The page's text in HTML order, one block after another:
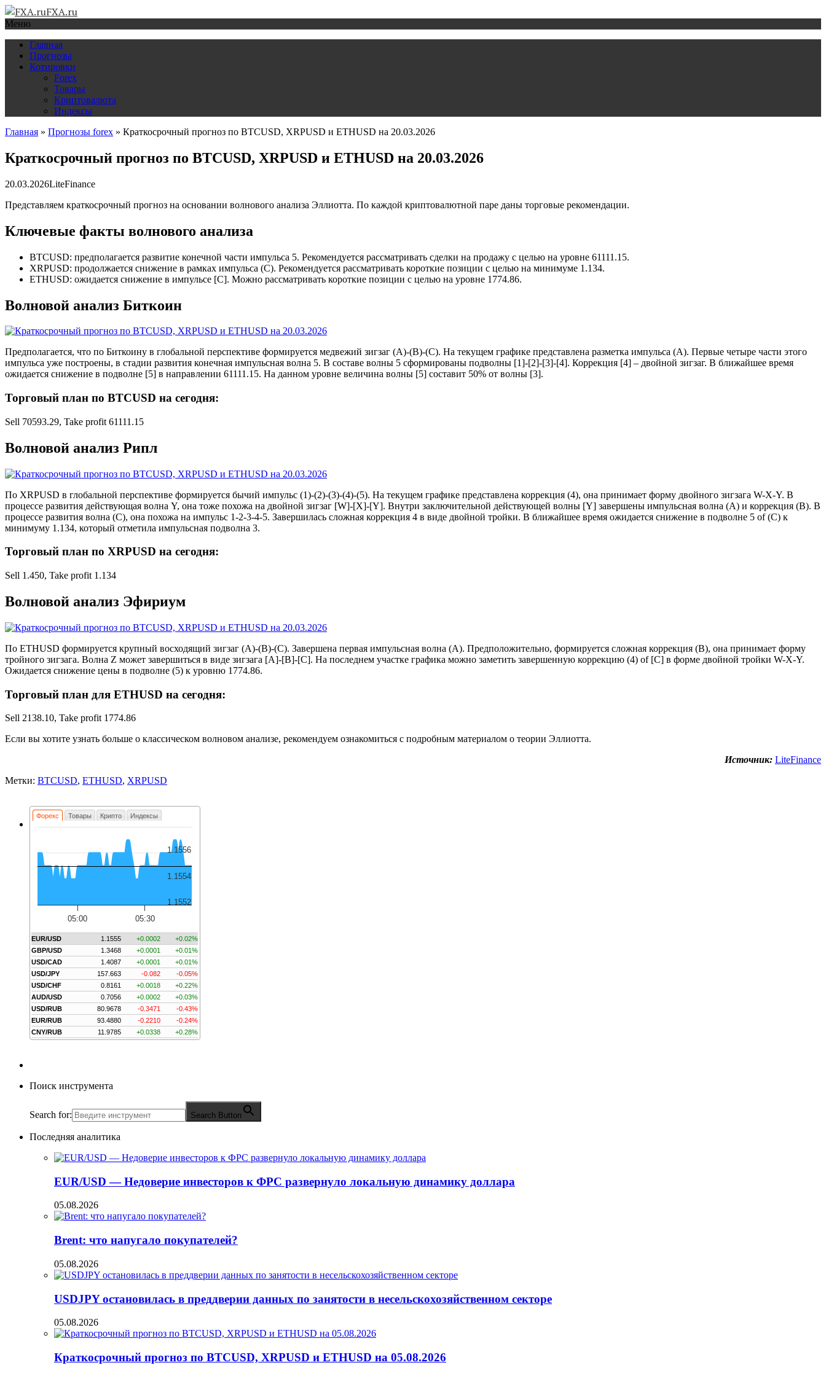
FXA.ru
Меню
Главная
Прогнозы
Котировки
Forex
Товары
Криптовалюта
Индексы
Главная » Прогнозы forex » Краткосрочный прогноз по BTCUSD, XRPUSD и ETHUSD на 20.03.2026
Краткосрочный прогноз по BTCUSD, XRPUSD и ETHUSD на 20.03.2026
20.03.2026LiteFinance
Представляем краткосрочный прогноз на основании волнового анализа Эллиотта. По каждой криптовалютной паре даны торговые рекомендации.
Ключевые факты волнового анализа
BTCUSD: предполагается развитие конечной части импульса 5. Рекомендуется рассматривать сделки на продажу с целью на уровне 61111.15.
XRPUSD: продолжается снижение в рамках импульса (C). Рекомендуется рассматривать короткие позиции с целью на минимуме 1.134.
ETHUSD: ожидается снижение в импульсе [C]. Можно рассматривать короткие позиции с целью на уровне 1774.86.
Волновой анализ Биткоин
Предполагается, что по Биткоину в глобальной перспективе формируется медвежий зигзаг (A)-(B)-(C). На текущем графике представлена разметка импульса (A). Первые четыре части этого
импульса уже построены, в стадии развития конечная импульсная волна 5. В составе волны 5 сформированы подволны [1]-[2]-[3]-[4]. Коррекция [4] – двойной зигзаг. В ближайшее время
ожидается снижение в подволне [5] в направлении 61111.15. На данном уровне величина волны [5] составит 50% от волны [3].
Торговый план по BTCUSD на сегодня:
Sell 70593.29, Take profit 61111.15
Волновой анализ Рипл
По XRPUSD в глобальной перспективе формируется бычий импульс (1)-(2)-(3)-(4)-(5). На текущем графике представлена коррекция (4), она принимает форму двойного зигзага W-X-Y. В
процессе развития действующая волна Y, она тоже похожа на двойной зигзаг [W]-[X]-[Y]. Внутри заключительной действующей волны [Y] завершены импульсная волна (A) и коррекция (B). В
процессе развития волна (С), она похожа на импульс 1-2-3-4-5. Завершилась сложная коррекция 4 в виде двойной тройки. В ближайшее время ожидается снижение в подволне 5 of (C) к
минимуму 1.134, который отметила импульсная подволна 3.
Торговый план по XRPUSD на сегодня:
Sell 1.450, Take profit 1.134
Волновой анализ Эфириум
По ETHUSD формируется крупный восходящий зигзаг (A)-(B)-(C). Завершена первая импульсная волна (A). Предположительно, формируется сложная коррекция (B), она принимает форму
тройного зигзага. Волна Z может завершиться в виде зигзага [A]-[B]-[C]. На последнем участке графика можно заметить завершенную коррекцию (4) of [C] в форме двойной тройки W-X-Y.
Ожидается снижение цены в подволне (5) к уровню 1774.86.
Торговый план для ETHUSD на сегодня:
Sell 2138.10, Take profit 1774.86
Если вы хотите узнать больше о классическом волновом анализе, рекомендуем ознакомиться с подробным материалом о теории Эллиотта.
Источник: LiteFinance
Метки: BTCUSD, ETHUSD, XRPUSD
Форекс Товары Крипто Индексы
05:00 05:30
1.1552
1.1554
1.1556
EUR/USD 1.1555 +0.0002
+0.02%
GBP/USD
1.3468 +0.0001
+0.01%
USD/CAD
1.4087 +0.0001
+0.01%
USD/JPY
157.663 -0.082
-0.05%
USD/CHF
0.8161 +0.0018
+0.22%
AUD/USD
0.7056 +0.0002
+0.03%
USD/RUB
80.9678 -0.3471
-0.43%
EUR/RUB
93.4880 -0.2210
-0.24%
CNY/RUB
11.9785 +0.0338 +0.28%
Поиск инструмента
Search for: Search Button
Последняя аналитика
EUR/USD — Недоверие инвесторов к ФРС развернуло локальную динамику доллара
05.08.2026
Brent: что напугало покупателей?
05.08.2026
USDJPY остановилась в преддверии данных по занятости в несельскохозяйственном секторе
05.08.2026
Краткосрочный прогноз по BTCUSD, XRPUSD и ETHUSD на 05.08.2026